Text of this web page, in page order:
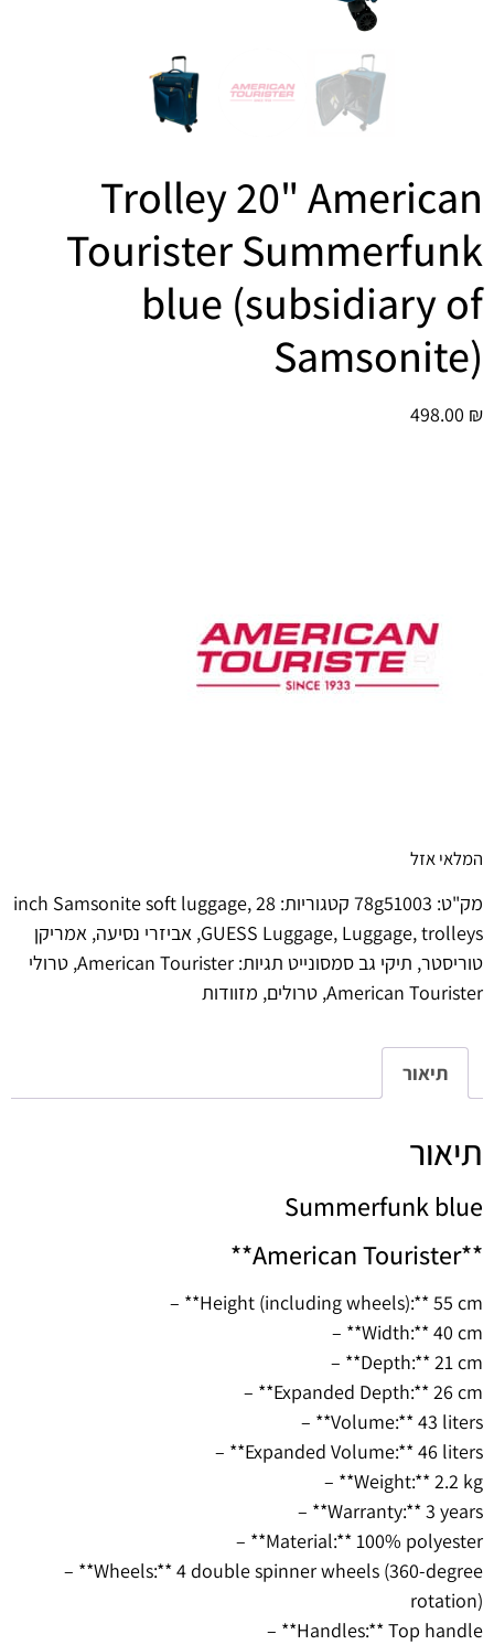
הוסף קו תחתון לקישורים
לאפס
cached
Trolley 20" American
Tourister Summerfunk
blue (subsidiary of
Samsonite)
498.00 ₪
המלאי אזל
מק"ט: 78g51003 קטגוריות: 28 inch Samsonite soft luggage
,
GUESS Luggage, Luggage,trolleys
, אביזרי נסיעה, אמריקן
טוריסטר, תיקי גב סמסונייט תגיות: American Tourister
, טרולי
American Tourister
, טרולים, מזוודות
תיאור
תיאור
Summerfunk blue
**American Tourister**
– **Height (including wheels):** 55 cm
– **Width:** 40 cm
– **Depth:** 21 cm
– **Expanded Depth:** 26 cm
– **Volume:** 43 liters
– **Expanded Volume:** 46 liters
– **Weight:** 2.2 kg
– **Warranty:** 3 years
– **Material:** 100% polyester
– **Wheels:** 4 double spinner wheels (360-degree
rotation)
– **Handles:** Top handle